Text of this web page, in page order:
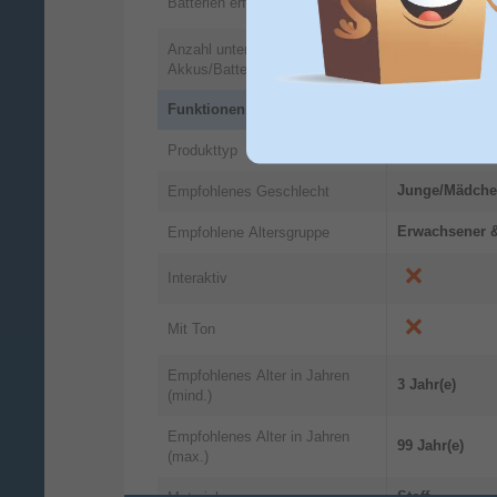
Anzahl unterstützter
Akkus/Batterien
Funktionen
Produkttyp
Empfohlenes Geschlecht Junge/
Empfohlene Altersgruppe Erwachsener
Interaktiv
Mit Ton
Empfohlenes Alter in Jahren
(mind.)
3 Jahr(e)
Empfohlenes Alter in Jahren
(max.)
99 Jahr(e)